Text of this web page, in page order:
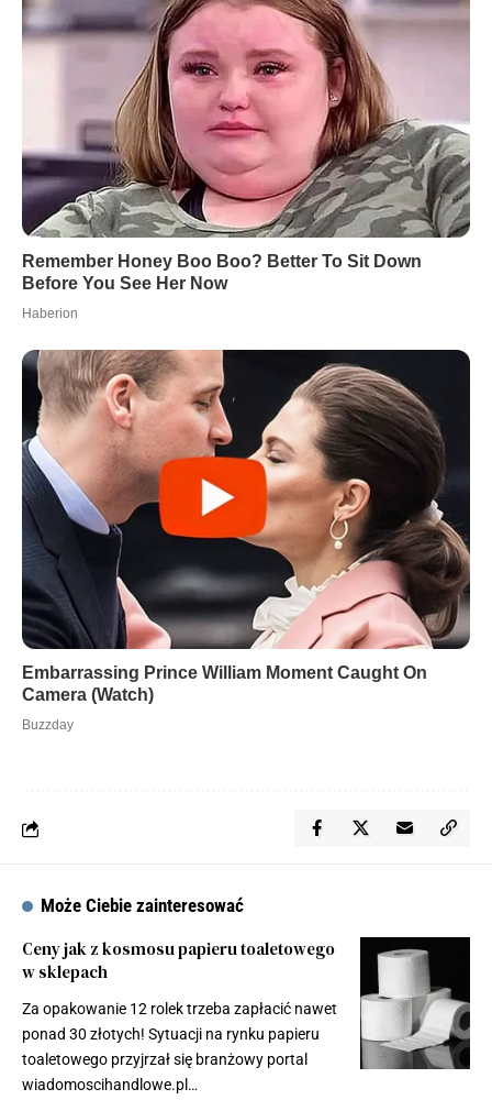
Może Ciebie zainteresować
Ceny jak z kosmosu papieru toaletowego
w sklepach
Za opakowanie 12 rolek trzeba zapłacić nawet
ponad 30 złotych! Sytuacji na rynku papieru
toaletowego przyjrzał się branżowy portal
wiadomoscihandlowe.pl…